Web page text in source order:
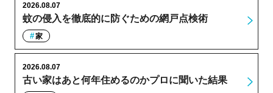
蚊の侵入を徹底的に防ぐための網戸点検術
2026.08.07
家
古い家はあと何年住めるのかプロに聞いた結果
2026.08.07